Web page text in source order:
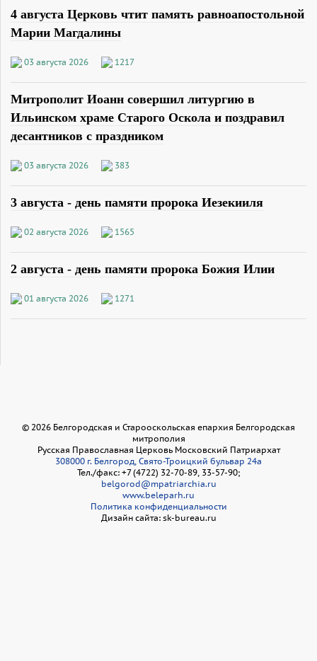
4 августа Церковь чтит память равноапостольной
Марии Магдалины
03 августа 2026 1217
Митрополит Иоанн совершил литургию в
Ильинском храме Старого Оскола и поздравил
десантников с праздником
03 августа 2026 383
3 августа - день памяти пророка Иезекииля
02 августа 2026 1565
2 августа - день памяти пророка Божия Илии
01 августа 2026 1271
© 2026 Белгородская и Старооскольская епархия Белгородская
митрополия
Русская Православная Церковь Московский Патриархат
308000 г. Белгород, Свято-Троицкий бульвар 24а
Тел./факс: +7 (4722) 32-70-89, 33-57-90;
belgorod@mpatriarchia.ru
www.beleparh.ru
Политика конфиденциальности
Дизайн сайта: sk-bureau.ru